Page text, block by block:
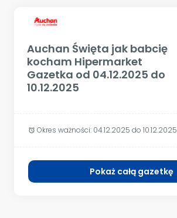
Auchan Święta jak babcię
kocham Hipermarket
Gazetka od 04.12.2025 do
10.12.2025
alarm Okres ważności: 04.12.2025 do 10.12.2025
Pokaż całą gazetkę